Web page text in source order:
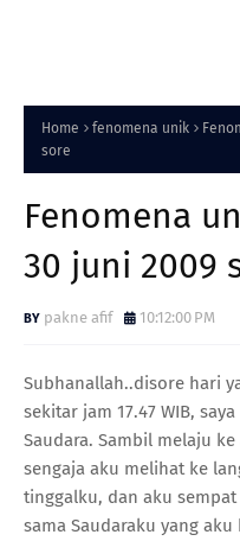
Home fenomena unik
sore
Fenomena
30 juni 2009
pakne afif 10:12:00 PM
Subhanallah..disore hari
sekitar jam 17.47 WIB,
Saudara. Sambil melaju
sengaja aku melihat ke
tinggalku, dan aku
sama Saudaraku yang